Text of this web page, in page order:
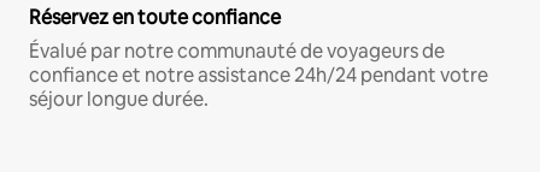
Réservez en toute confiance
Évalué par notre communauté de voyageurs de
confiance et notre assistance 24h/24 pendant votre
séjour longue durée.